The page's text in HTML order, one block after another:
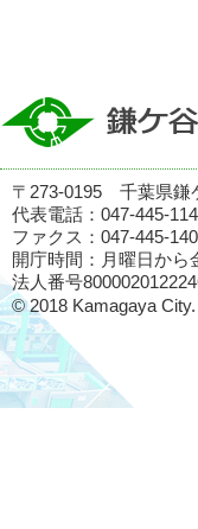
〒273-0195 千葉県鎌
代表電話：047-445-
ファクス：047-445-
開庁時間：月曜日から
法人番号
© 2018 Kamagaya City.